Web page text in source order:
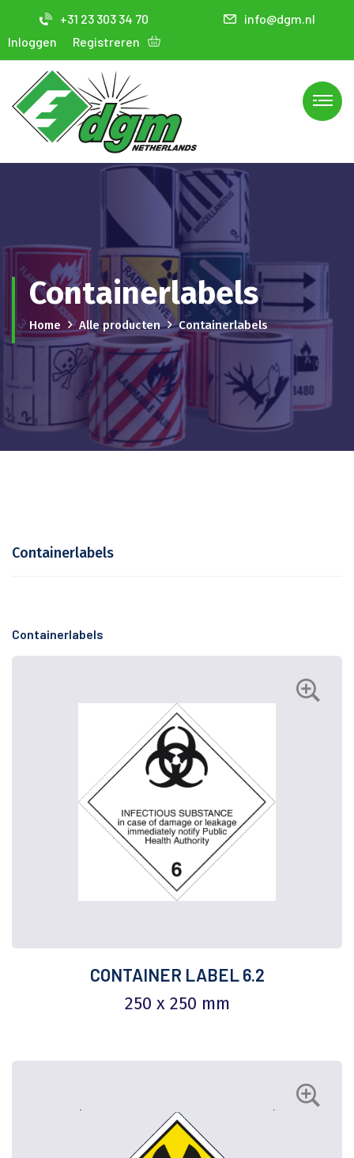
+31 23 303 34 70
info@dgm.nl
Inloggen
Registreren
Containerlabels
Home Alle producten Containerlabels
Containerlabels
Containerlabels
CONTAINER LABEL 6.2
250 x 250 mm